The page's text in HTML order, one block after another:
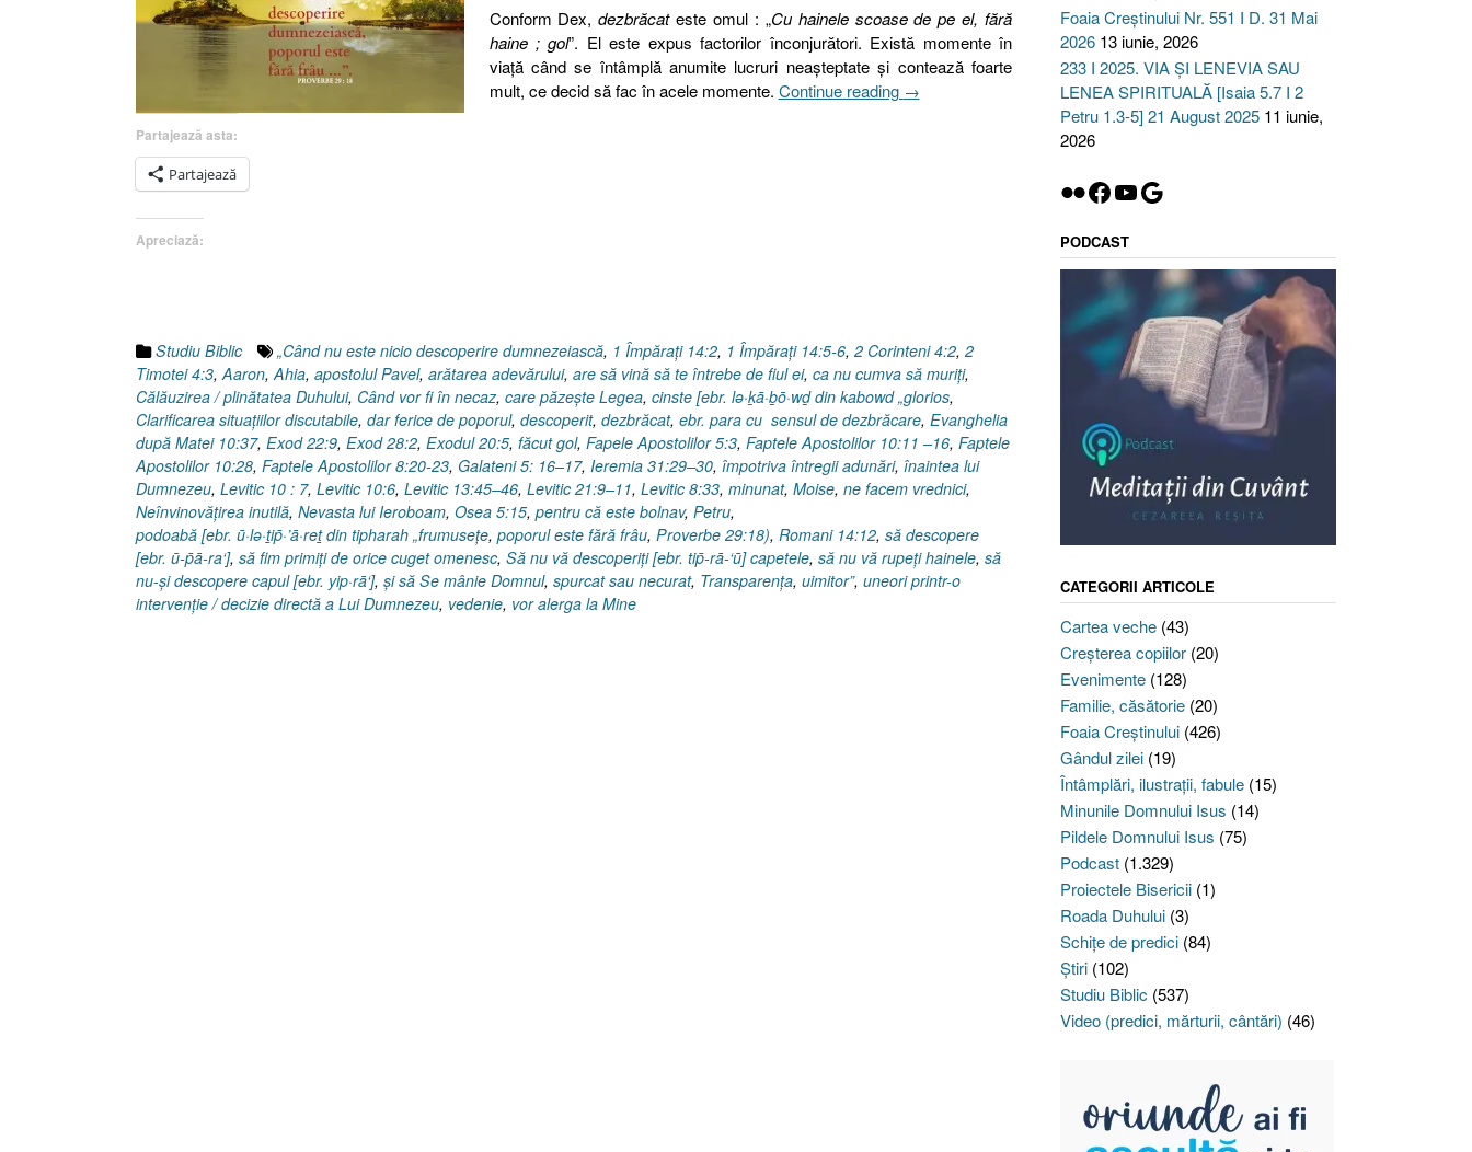
Conform Dex, dezbrăcateste omul : „Cu hainele scoase de pe el, fără
haine ; gol”. El este expus factorilor înconjurători. Există momente în
viaţă când se întâmplă anumite lucruri neaşteptate şi contează foarte
mult, ce decid să fac în acele momente. Continue reading „Proverbe
→
Partajează asta:
Partajează
Apreciază:
Studiu Biblic „Când nu este nicio descoperire dumnezeiască, 1 Împăraţi 14:2, 1 Împăraţi 14:5-6, 2 Corinteni 4:2, 2
Timotei 4:3,Aaron,Ahia, apostolul Pavel, arătarea adevărului, are să vină să te întrebe de fiul ei, ca nu cumva să muriţi,
Călăuzirea / plinătatea Duhului, Când vor fi în necaz, care păzeşte Legea, cinste [ebr. lə·ḵā·ḇō·wḏ din kabowd „glorios,
Clarificarea situaţiilor discutabile, dar ferice de poporul, descoperit, dezbrăcat, ebr. para cu sensul de dezbrăcare, Evanghelia
după Matei 10:37, Exod 22:9, Exod 28:2, Exodul 20:5, făcut gol, Fapele Apostolilor 5:3, Faptele Apostolilor 10:11 –16, Faptele
Apostolilor 10:28, Faptele Apostolilor 8:20-23, Galateni 5: 16–17, Ieremia 31:29–30, împotriva întregii adunări, înaintea lui
Dumnezeu, Levitic 10 : 7, Levitic 10:6, Levitic 13:45–46, Levitic 21:9–11, Levitic 8:33, minunat, Moise, ne facem vrednici,
Neînvinovăţirea inutilă, Nevasta lui Ieroboam, Osea 5:15, pentru că este bolnav, Petru,
podoabă [ebr. ū·lə·ṯip̄·’ā·reṯ din tipharah „frumuseţe, poporul este fără frâu, Proverbe 29:18), Romani 14:12, să descopere
[ebr. ū-p̄ā-ra‘], să fim primiţi de orice cuget omenesc, Să nu vă descoperiţi [ebr. tip̄-rā-‘ū] capetele, să nu vă rupeţi hainele, să
nu-şi descopere capul [ebr. yip·rā‘], şi să Se mânie Domnul, spurcat sau necurat, Transparenţa, uimitor”, uneori printr-o
intervenţie / decizie directă a Lui Dumnezeu, vedenie, vor alerga la Mine
Foaia Creștinului Nr. 551 I D. 31 Mai
2026 13 iunie, 2026
233 I 2025. VIA ȘI LENEVIA SAU
LENEA SPIRITUALĂ [Isaia 5.7 I 2
Petru 1.3-5] 21 August 2025 11 iunie,
2026
Flickr
Facebook
YouTube
Google
PODCAST
CATEGORII ARTICOLE
Cartea veche(43)
Creşterea copiilor(20)
Evenimente(128)
Familie, căsătorie(20)
Foaia Creştinului(426)
Gândul zilei(19)
Întâmplări, ilustraţii, fabule(15)
Minunile Domnului Isus (14)
Pildele Domnului Isus (75)
Podcast(1.329)
Proiectele Bisericii(1)
Roada Duhului(3)
Schiţe de predici(84)
Ştiri(102)
Studiu Biblic (537)
Video (predici, mărturii, cântări) (46)